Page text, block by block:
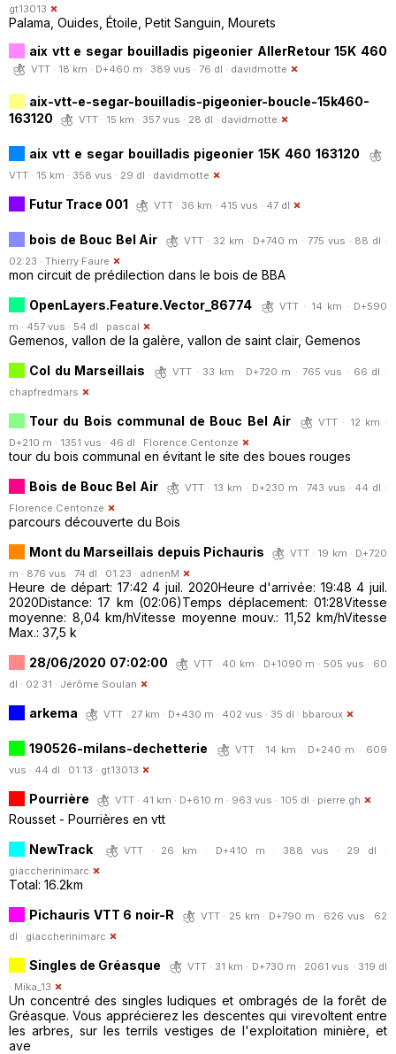
gt13013
Palama, Ouides, Étoile, Petit Sanguin, Mourets
aix vtt e segar bouilladis pigeonier AllerRetour 15K 460
VTT · 18 km · D+460 m · 389 vus · 76 dl · davidmotte
aix-vtt-e-segar-bouilladis-pigeonier-boucle-15k460-
163120
VTT · 15 km · 357 vus · 28 dl · davidmotte
aix vtt e segar bouilladis pigeonier 15K 460 163120
VTT · 15 km · 358 vus · 29 dl · davidmotte
Futur Trace 001 VTT · 36 km · 415 vus · 47 dl
bois de Bouc Bel Air
VTT · 32 km · D+740 m · 775 vus · 88 dl ·
02:23 · Thierry.Faure
mon circuit de prédilection dans le bois de BBA
OpenLayers.Feature.Vector_86774
VTT · 14 km · D+590
m · 457 vus · 54 dl · pascal
Gemenos, vallon de la galère, vallon de saint clair, Gemenos
Col du Marseillais
VTT · 33 km · D+720 m · 765 vus · 66 dl ·
chapfredmars
Tour du Bois communal de Bouc Bel Air
VTT · 12 km ·
D+210 m · 1351 vus · 46 dl · Florence.Centonze
tour du bois communal en évitant le site des boues rouges
Bois de Bouc Bel Air
VTT · 13 km · D+230 m · 743 vus · 44 dl ·
Florence.Centonze
parcours découverte du Bois
Mont du Marseillais depuis Pichauris
VTT · 19 km · D+720
m · 876 vus · 74 dl · 01:23 · adrienM
Heure de départ: 17:42 4 juil. 2020Heure d'arrivée: 19:48 4 juil.
2020Distance: 17 km (02:06)Temps déplacement: 01:28Vitesse
moyenne: 8,04 km/hVitesse moyenne mouv.: 11,52 km/hVitesse
Max.: 37,5 k
28/06/2020 07:02:00
VTT · 40 km · D+1090 m · 505 vus · 60
dl · 02:31 · Jérôme Soulan
arkema VTT · 27 km · D+430 m · 402 vus · 35 dl · bbaroux
190526-milans-dechetterie
VTT · 14 km · D+240 m · 609
vus · 44 dl · 01:13 · gt13013
Pourrière VTT · 41 km · D+610 m · 963 vus · 105 dl · pierre.gh
Rousset - Pourrières en vtt
NewTrack
VTT · 26 km · D+410 m · 388 vus · 29 dl ·
giaccherinimarc
Total: 16.2km
Pichauris VTT 6 noir-R
VTT · 25 km · D+790 m · 626 vus · 62
dl · giaccherinimarc
Singles de Gréasque
VTT · 31 km · D+730 m · 2061 vus · 319 dl
· Mika_13
Un concentré des singles ludiques et ombragés de la forêt de
Gréasque. Vous apprécierez les descentes qui virevoltent entre
les arbres, sur les terrils vestiges de l'exploitation minière, et
ave